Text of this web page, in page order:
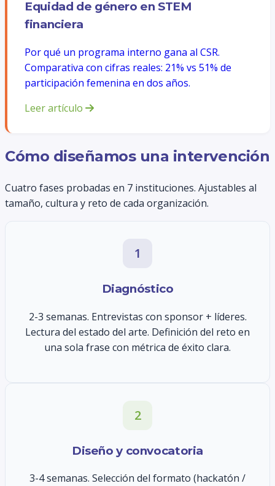
Equidad de género en STEM
financiera
Por qué un programa interno gana al CSR.
Comparativa con cifras reales: 21% vs 51% de
participación femenina en dos años.
Leer artículo
Cómo diseñamos una intervención
Cuatro fases probadas en 7 instituciones. Ajustables al
tamaño, cultura y reto de cada organización.
1
Diagnóstico
2-3 semanas. Entrevistas con sponsor + líderes.
Lectura del estado del arte. Definición del reto en
una sola frase con métrica de éxito clara.
2
Diseño y convocatoria
3-4 semanas. Selección del formato (hackatón /